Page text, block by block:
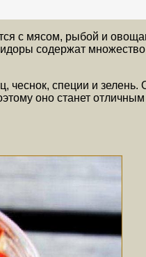
с мясом, рыбой и
содержат
специи и зелень.
оно станет